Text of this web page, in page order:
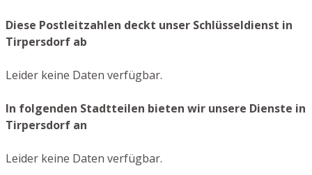
Diese Postleitzahlen deckt unser Schlüsseldienst in
Tirpersdorf ab
Leider keine Daten verfügbar.
In folgenden Stadtteilen bieten wir unsere Dienste in
Tirpersdorf an
Leider keine Daten verfügbar.